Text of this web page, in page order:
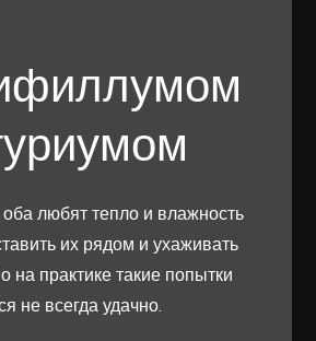
любят тепло и влажность
их рядом и ухаживать
на практике такие попытки
не всегда удачно.